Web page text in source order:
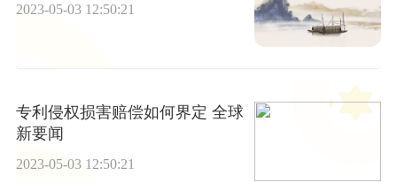
2023-05-03 12:50:21
专利侵权损害赔偿如何界定 全球
新要闻
2023-05-03 12:50:21